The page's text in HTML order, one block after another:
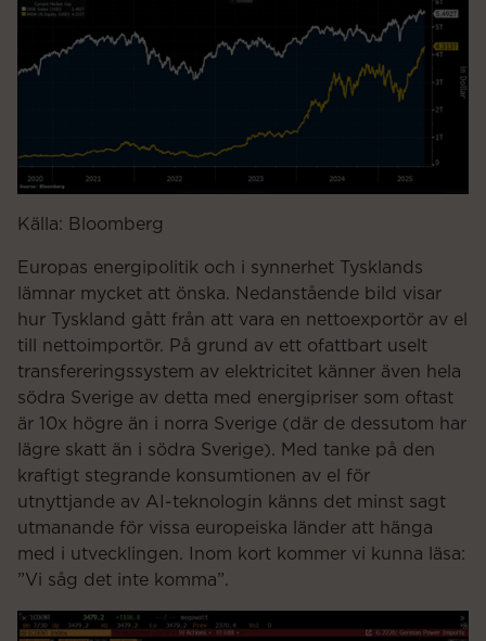
Källa: Bloomberg
Europas energipolitik och i synnerhet Tysklands
lämnar mycket att önska. Nedanstående bild visar
hur Tyskland gått från att vara en nettoexportör av el
till nettoimportör. På grund av ett ofattbart uselt
transfereringssystem av elektricitet känner även hela
södra Sverige av detta med energipriser som oftast
är 10x högre än i norra Sverige (där de dessutom har
lägre skatt än i södra Sverige). Med tanke på den
kraftigt stegrande konsumtionen av el för
utnyttjande av AI-teknologin känns det minst sagt
utmanande för vissa europeiska länder att hänga
med i utvecklingen. Inom kort kommer vi kunna läsa:
”Vi såg det inte komma”.